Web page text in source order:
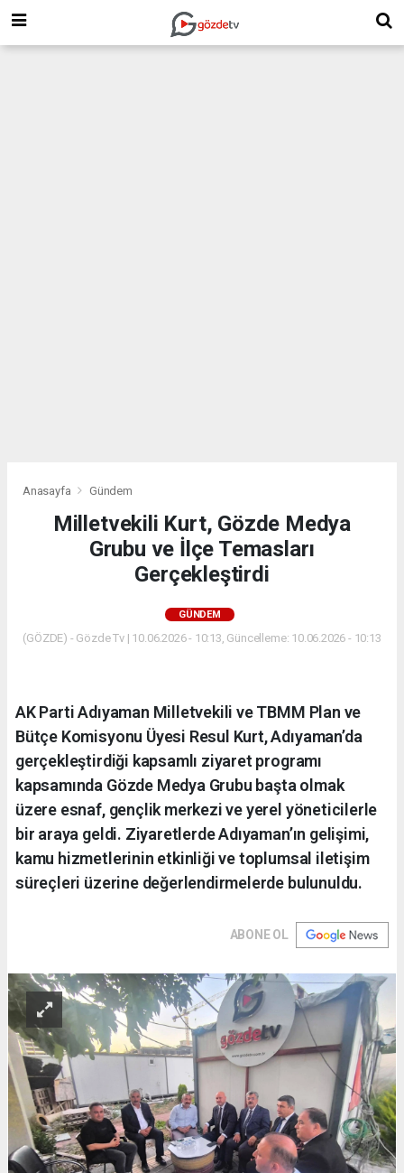
Anasayfa Gündem
Milletvekili Kurt, Gözde Medya
Grubu ve İlçe Temasları
Gerçekleştirdi
GÜNDEM
(GÖZDE) - Gözde Tv | 10.06.2026 - 10:13, Güncelleme: 10.06.2026 - 10:13
AK Parti Adıyaman Milletvekili ve TBMM Plan ve
Bütçe Komisyonu Üyesi Resul Kurt, Adıyaman’da
gerçekleştirdiği kapsamlı ziyaret programı
kapsamında Gözde Medya Grubu başta olmak
üzere esnaf, gençlik merkezi ve yerel yöneticilerle
bir araya geldi. Ziyaretlerde Adıyaman’ın gelişimi,
kamu hizmetlerinin etkinliği ve toplumsal iletişim
süreçleri üzerine değerlendirmelerde bulunuldu.
ABONE OL